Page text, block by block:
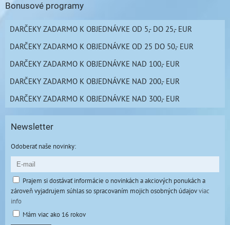
Bonusové programy
DARČEKY ZADARMO K OBJEDNÁVKE OD 5,- DO 25,- EUR
DARČEKY ZADARMO K OBJEDNÁVKE OD 25 DO 50,- EUR
DARČEKY ZADARMO K OBJEDNÁVKE NAD 100,- EUR
DARČEKY ZADARMO K OBJEDNÁVKE NAD 200,- EUR
DARČEKY ZADARMO K OBJEDNÁVKE NAD 300,- EUR
Newsletter
Odoberať naše novinky:
Prajem si dostávať informácie o novinkách a akciových ponukách a
zároveň vyjadrujem súhlas so spracovaním mojich osobných údajovviac
info
Mám viac ako 16 rokov